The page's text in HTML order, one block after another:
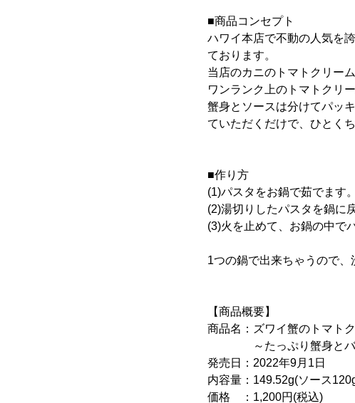
■商品コンセプト
ハワイ本店で不動の人気を
ております。
当店のカニのトマトクリー
ワンランク上のトマトクリ
蟹身とソースは分けてパッ
ていただくだけで、ひとく
■作り方
(1)パスタをお鍋で茹でます
(2)湯切りしたパスタを鍋に
(3)火を止めて、お鍋の中で
1つの鍋で出来ちゃうので、
【商品概要】
商品名：ズワイ蟹のトマト
～たっぷり蟹身とバタ
発売日：2022年9月1日
内容量：149.52g(ソース
価格 ：1,200円(税込)